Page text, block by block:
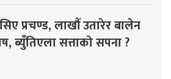
प्रचण्ड, लाखौँ उतारेर बालेन
ब्युँतिएला सत्ताको सपना ?